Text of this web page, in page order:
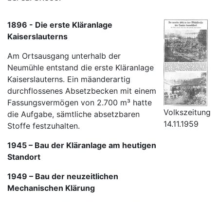
Volkszeitung
14.11.1959
1896 - Die erste Kläranlage
Kaiserslauterns
Am Ortsausgang unterhalb der
Neumühle entstand die erste Kläranlage
Kaiserslauterns. Ein mäanderartig
durchflossenes Absetzbecken mit einem
Fassungsvermögen von 2.700 m³ hatte
die Aufgabe, sämtliche absetzbaren
Stoffe festzuhalten.
1945 – Bau der Kläranlage am heutigen
Standort
1949 – Bau der neuzeitlichen
Mechanischen Klärung